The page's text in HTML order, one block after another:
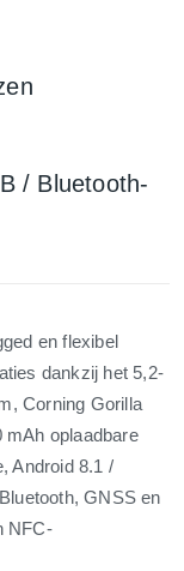
/ Bluetooth-
en flexibel
dankzij het 5,2-
Corning Gorilla
mAh oplaadbare
Android 8.1 /
GNSS en
NFC-